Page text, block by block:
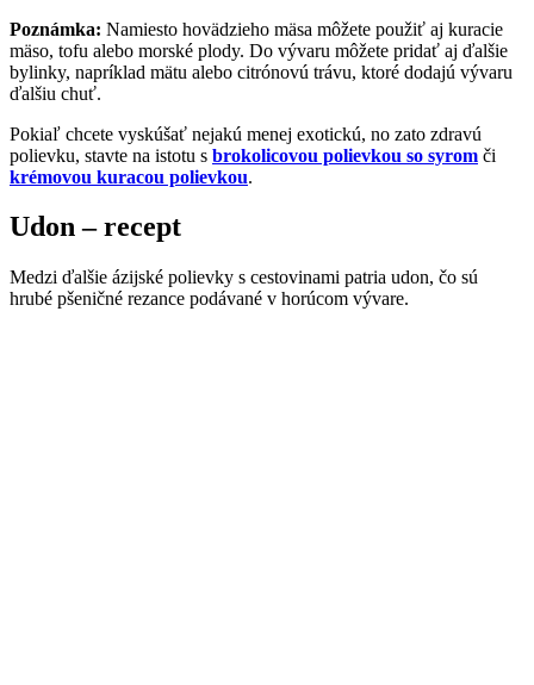
Poznámka: Namiesto hovädzieho mäsa môžete použiť aj kuracie
mäso, tofu alebo morské plody. Do vývaru môžete pridať aj ďalšie
bylinky, napríklad mätu alebo citrónovú trávu, ktoré dodajú vývaru
ďalšiu chuť.
Pokiaľ chcete vyskúšať nejakú menej exotickú, no zato zdravú
polievku, stavte na istotu s brokolicovou polievkou so syrom či
krémovou kuracou polievkou.
Udon – recept
Medzi ďalšie ázijské polievky s cestovinami patria udon, čo sú
hrubé pšeničné rezance podávané v horúcom vývare.